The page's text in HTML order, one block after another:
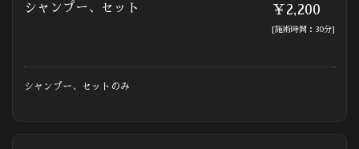
シャンプー、セット ￥2,200
[施術時間：30分]
シャンプー、セットのみ